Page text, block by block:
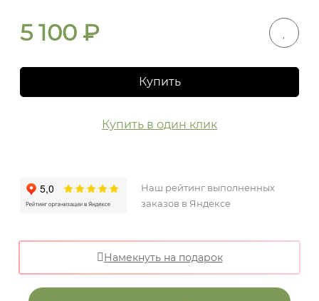
5 100 ₽
Купить
Купить в один клик
Наш рейтинг выполненных
заказов в Яндексе
Намекнуть на подарок